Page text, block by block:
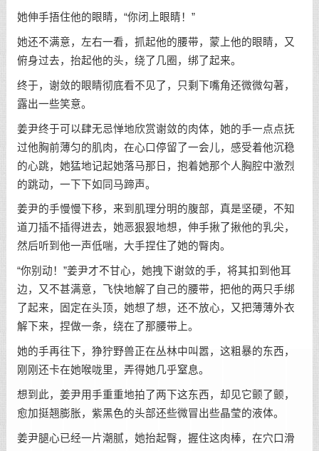
她伸手捂住他的眼睛，“你闭上眼睛！”
她还不满意，左右一看，抓起他的腰带，蒙上他的眼睛，又
俯身过去，抬起他的头，绕了几圈，绑了起来。
终于，谢敛的眼睛彻底看不见了，只剩下嘴角还微微勾著，
露出一些笑意。
姜尹终于可以肆无忌惮地欣赏谢敛的肉体，她的手一点点抚
过他胸前薄匀的肌肉，在心口停留了一会儿，感受着他沉稳
的心跳，她猛地记起她落马那日，抱着她那个人胸腔中激烈
的跳动，一下下如同马蹄声。
姜尹的手慢慢下移，来到肌理分明的腹部，真是坚硬，不知
道刀插不插得进去，她恶狠狠地想，伸手揪了揪他的乳尖，
然后听到他一声低喘，大手捏住了她的臀肉。
“你别动！”姜尹才不甘心，她拽下谢敛的手，将其扣到他耳
边，又不甚满意，飞快地解了自己的腰带，把他的两只手绑
了起来，固定在头顶，她想了想，还不放心，又把薄薄外衣
解下来，捏做一条，绕在了那腰带上。
她的手再往下，狰狞野兽正在丛林中叫嚣，这粗暴的东西，
刚刚还卡在她喉咙里，弄得她几乎窒息。
想到此，姜尹用手重重地拍了两下这东西，却见它颤了颤，
愈加挺翘膨胀，紫黑色的头部还些微冒出些晶莹的液体。
姜尹腿心已经一片潮腻，她抬起臀，握住这肉棒，在穴口滑